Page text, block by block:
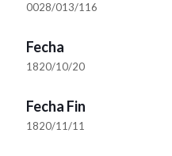
0028/013/116
Fecha
1820/10/20
Fecha Fin
1820/11/11